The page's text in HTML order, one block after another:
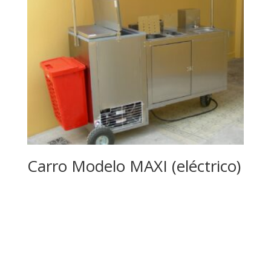
Carro Modelo MAXI (eléctrico)